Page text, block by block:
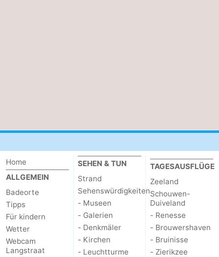
Home
ALLGEMEIN
Badeorte
Tipps
Für kindern
Wetter
Webcam
Langstraat
SEHEN & TUN
Strand
Sehenswürdigkeiten
- Museen
- Galerien
- Denkmäler
- Kirchen
- Leuchtturme
TAGESAUSFLÜGE
Zeeland
Schouwen-
Duiveland
- Renesse
- Brouwershaven
- Bruinisse
- Zierikzee